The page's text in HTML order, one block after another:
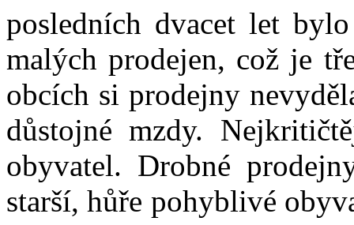
posledních dvacet let
malých prodejen, což je
obcích si prodejny
důstojné mzdy.
obyvatel. Drobné
starší, hůře pohyblivé